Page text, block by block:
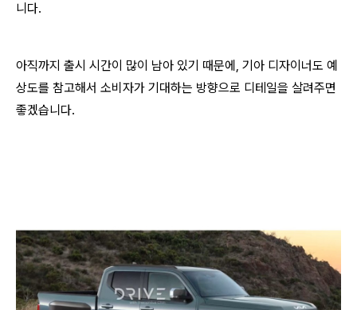
니다.
아직까지 출시 시간이 많이 남아 있기 때문에, 기아 디자이너도 예
상도를 참고해서 소비자가 기대하는 방향으로 디테일을 살려주면
좋겠습니다.